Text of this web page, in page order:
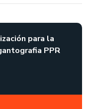
para la
PPR